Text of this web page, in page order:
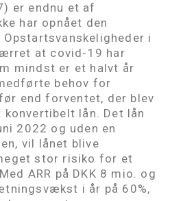
er endnu et af
har opnået den
i
at covid-19 har
mindst er et halvt år
behov for
end forventet, der blev
lån. Det lån
2022 og uden en
vil lånet blive
stor risiko for et
ARR på DKK 8 mio. og
i år på 60%,